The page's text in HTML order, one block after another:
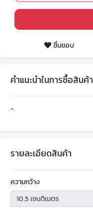
ชื่นชอบ
คำแนะนำในการซื้อสินค้า
-
รายละเอียดสินค้า
ความกว้าง